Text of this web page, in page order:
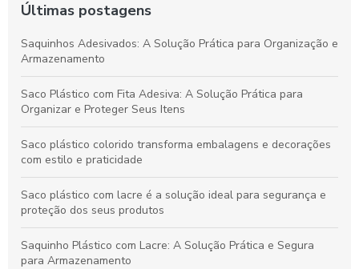
Últimas postagens
Saquinhos Adesivados: A Solução Prática para Organização e
Armazenamento
Saco Plástico com Fita Adesiva: A Solução Prática para
Organizar e Proteger Seus Itens
Saco plástico colorido transforma embalagens e decorações
com estilo e praticidade
Saco plástico com lacre é a solução ideal para segurança e
proteção dos seus produtos
Saquinho Plástico com Lacre: A Solução Prática e Segura
para Armazenamento